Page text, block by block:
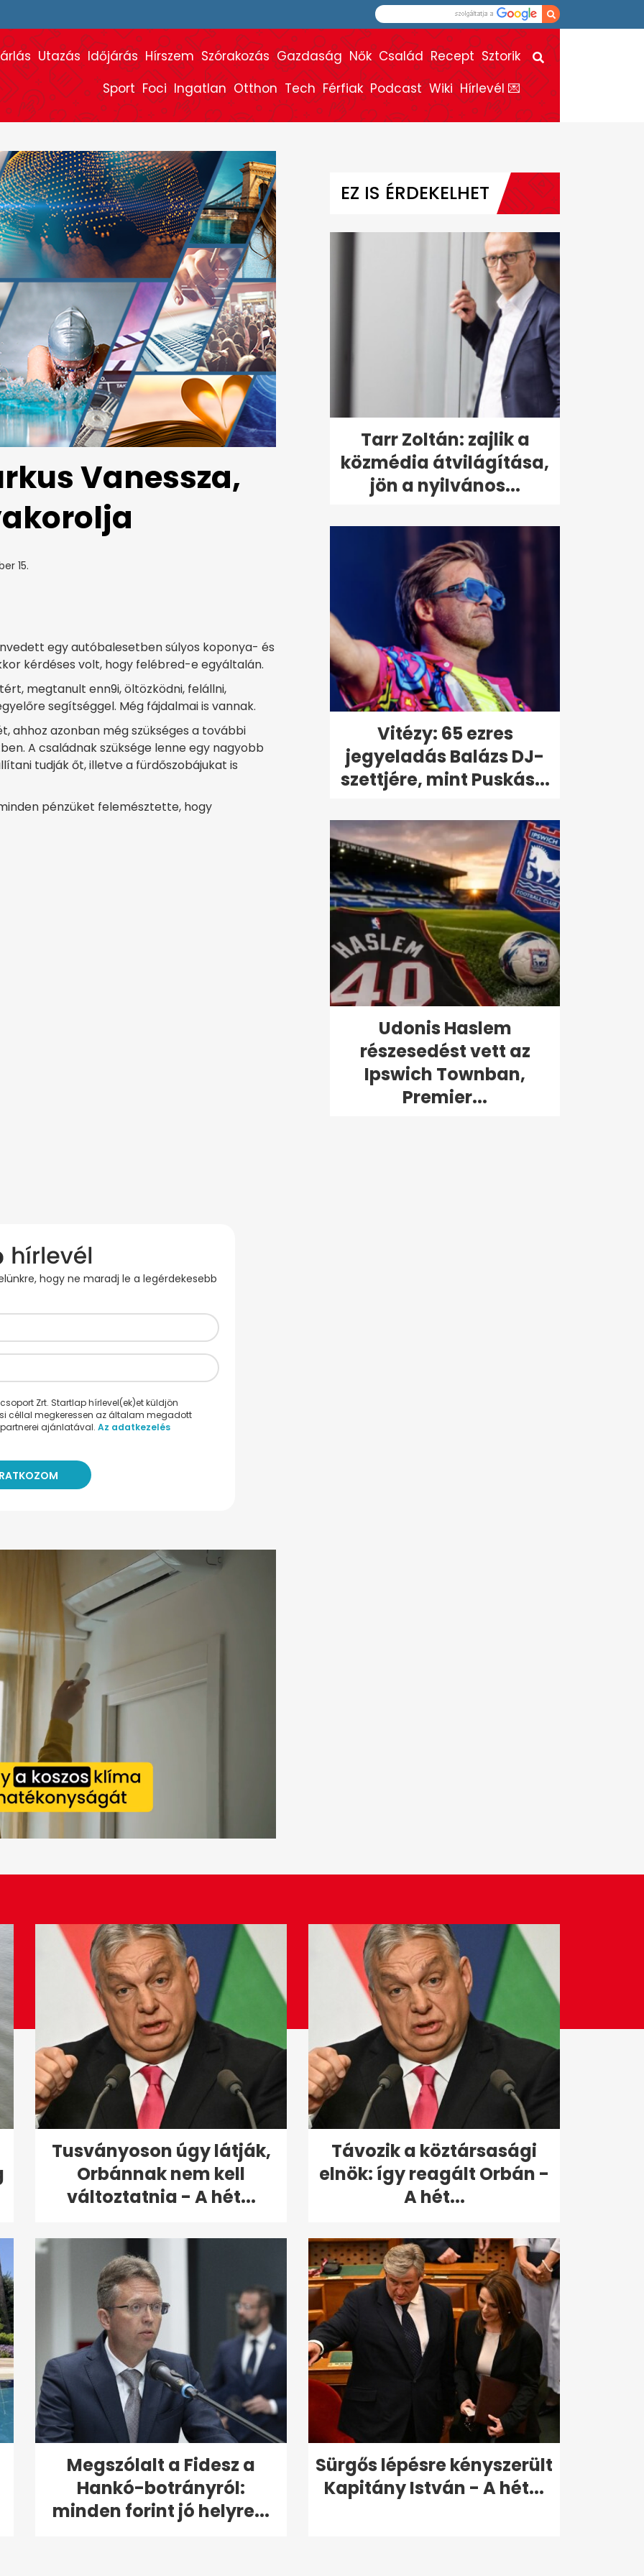
Utazás Időjárás Hírszem Szórakozás Gazdaság Nők Család Recept Sztorik
Sport Foci Ingatlan Otthon Tech Férfiak Podcast Wiki Hírlevél 💌
Vanessza,
15.
egy autóbalesetben súlyos koponya- és
kérdéses volt, hogy felébred-e egyáltalán.
megtanult enn9i, öltözködni, felállni,
segítséggel. Még fájdalmai is vannak.
ahhoz azonban még szükséges a további
A családnak szüksége lenne egy nagyobb
tudják őt, illetve a fürdőszobájukat is
pénzüket felemésztette, hogy
hogy ne maradj le a legérdekesebb
Zrt. Startlap hírlevel(ek)et küldjön
céllal megkeressen az általam megadott
ajánlatával. Az adatkezelés
EZ IS ÉRDEKELHET
Tarr Zoltán: zajlik a
közmédia átvilágítása,
jön a nyilvános...
Vitézy: 65 ezres
jegyeladás Balázs DJ-
szettjére, mint Puskás...
Udonis Haslem
részesedést vett az
Ipswich Townban,
Premier...
Tusványoson úgy látják,
Orbánnak nem kell
változtatnia - A hét...
Távozik a köztársasági
elnök: így reagált Orbán -
A hét...
Megszólalt a Fidesz a
Hankó-botrányról:
minden forint jó helyre...
Sürgős lépésre kényszerült
Kapitány István - A hét...